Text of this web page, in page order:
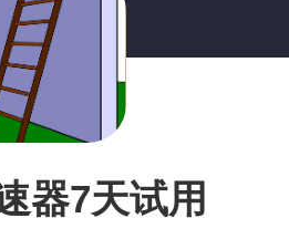
器7天试用